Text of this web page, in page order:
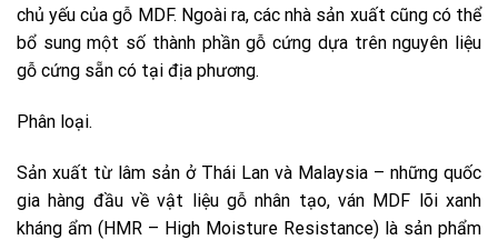
chủ yếu của gỗ MDF. Ngoài ra, các nhà sản xuất cũng có thể
bổ sung một số thành phần gỗ cứng dựa trên nguyên liệu
gỗ cứng sẵn có tại địa phương.
Phân loại.
Sản xuất từ lâm sản ở Thái Lan và Malaysia – những quốc
gia hàng đầu về vật liệu gỗ nhân tạo, ván MDF lõi xanh
kháng ẩm (HMR – High Moisture Resistance) là sản phẩm